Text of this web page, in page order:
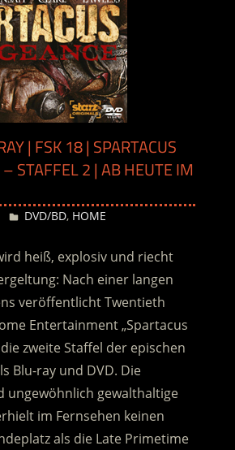
| FSK 18 | SPARTACUS
STAFFEL 2 | AB HEUTE IM
Desiree
DVD/BD, HOME
heiß, explosiv und riecht
Nach einer langen
veröffentlicht Twentieth
Entertainment „Spartacus
die zweite Staffel der epischen
Blu-ray und DVD. Die
ungewöhnlich gewalthaltige
im Fernsehen keinen
als die Late Primetime